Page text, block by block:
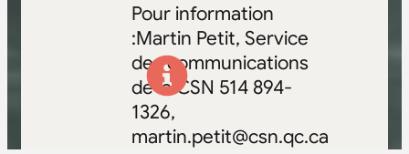
Pour information
:Martin Petit, Service
des communications
de la CSN 514 894-
1326,
martin.petit@csn.qc.ca